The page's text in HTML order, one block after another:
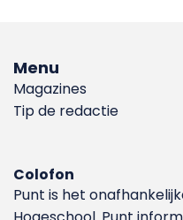
Menu
Magazines
Tip de redactie
Colofon
Punt is het